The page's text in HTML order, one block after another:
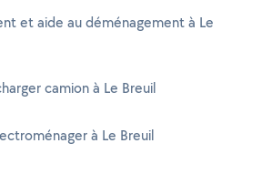
et aide au déménagement à Le
camion à Le Breuil
à Le Breuil